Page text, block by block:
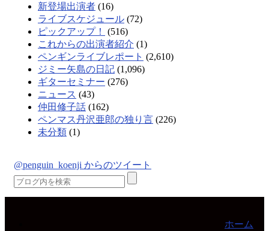
新登場出演者 (16)
ライブスケジュール (72)
ピックアップ！
(516)
これからの出演者紹介 (1)
ペンギンライブレポート (2,610)
ジミー矢島の日記 (1,096)
ギターセミナー (276)
ニュース (43)
仲田修子話 (162)
ペンマス丹沢亜郎の独り言 (226)
未分類 (1)
@penguin_koenji からのツイート
ホーム